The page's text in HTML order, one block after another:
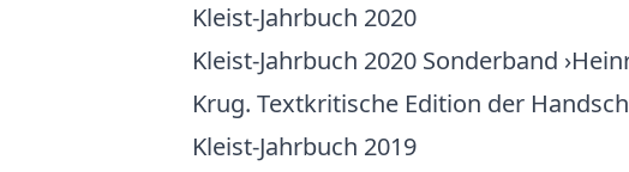
Kleist-Jahrbuch 2020
Kleist-Jahrbuch 2020 Sonderband
Krug. Textkritische Edition der
Kleist-Jahrbuch 2019